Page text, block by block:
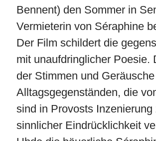
Bennent) den Sommer in
Vermieterin von Séraphine
Der Film schildert die
mit unaufdringlicher Poesie.
der Stimmen und
Alltagsgegenständen, die
sind in Provosts
sinnlicher Eindrücklichkeit